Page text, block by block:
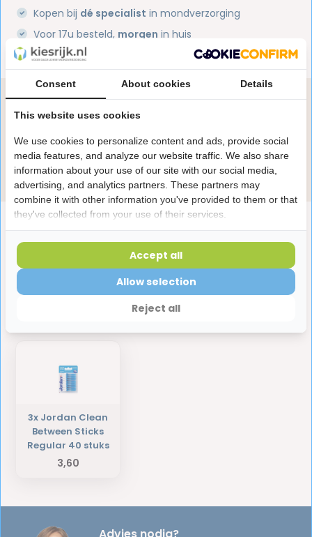
Kopen bij dé specialist in mondverzorging
Voor 17u besteld, morgen in huis
1 miljoen+tevreden klanten
Productomschrijving
Reviews
Heb je een vraag over dit product?
Onze specialisten helpen je graag! Spreek ons aan
in de chat of stuur een e-mail.
Stuur e-mail
Laatst bekeken producten
3x Jordan Clean
Between Sticks
Regular 40 stuks
3,60
Consent About cookies Details
This website uses cookies
We use cookies to personalize content and ads, provide social
media features, and analyze our website traffic. We also share
information about your use of our site with our social media,
advertising, and analytics partners. These partners may
combine it with other information you've provided to them or that
they've collected from your use of their services.
Reject all
Allow selection
Accept all